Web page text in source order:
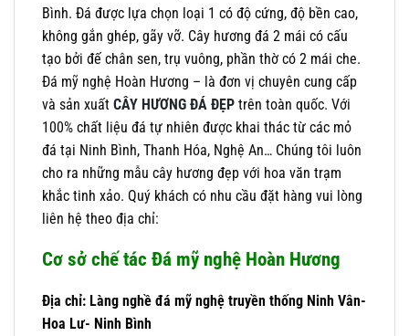
Bình. Đá được lựa chọn loại 1 có độ cứng, độ bền cao,
không gắn ghép, gãy vỡ. Cây hương đá 2 mái có cấu
tạo bởi đế chân sen, trụ vuông, phần thờ có 2 mái che.
Đá mỹ nghệ Hoàn Hương – là đơn vị chuyên cung cấp
và sản xuất CÂY HƯƠNG ĐÁ ĐẸP trên toàn quốc. Với
100% chất liệu đá tự nhiên được khai thác từ các mỏ
đá tại Ninh Bình, Thanh Hóa, Nghệ An… Chúng tôi luôn
cho ra những mẫu cây hương đẹp với hoa văn trạm
khắc tinh xảo. Quý khách có nhu cầu đặt hàng vui lòng
liên hệ theo địa chỉ:
Cơ sở chế tác Đá mỹ nghệ Hoàn Hương
Địa chỉ: Làng nghề đá mỹ nghệ truyền thống Ninh Vân-
Hoa Lư- Ninh Bình